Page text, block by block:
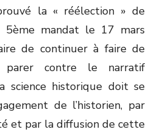
la « réélection » de
5èmemandat le 17 mars
de continuer à faire de
parer contre le narratif
science historique doit se
de l’historien, par
et par la diffusion de cette